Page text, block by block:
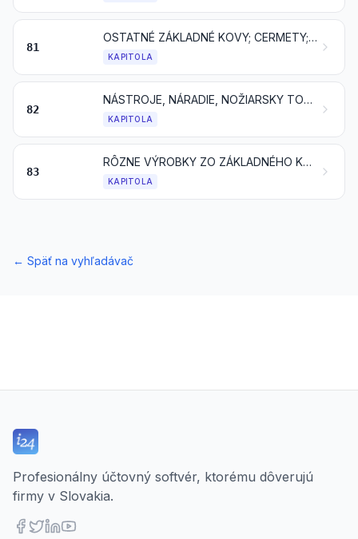
81
OSTATNÉ ZÁKLADNÉ KOVY; CERMETY; VÝROBKY Z NICH
KAPITOLA
82
NÁSTROJE, NÁRADIE, NOŽIARSKY TOVAR, LYŽICE A VIDLIČKY, ZO ZÁKLADNÉHO KOVU; ICH ČASTI A SÚČASTI ZO ZÁKLADNÉHO KOVU
KAPITOLA
83
RÔZNE VÝROBKY ZO ZÁKLADNÉHO KOVU
KAPITOLA
← Späť na vyhľadávač
Profesionálny účtovný softvér, ktorému dôverujú
firmy v Slovakia.